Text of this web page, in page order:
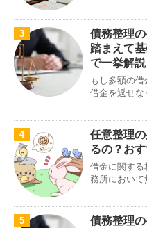
3
債務整理
踏まえて
で一挙解説
もし多額の
借金を返せな
4
任意整理
るの？お
借金に関する
務所において
5
債務整理